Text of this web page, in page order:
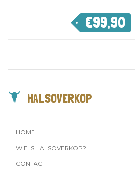
€99,90
HALSOVERKOP
HOME
WIE IS HALSOVERKOP?
CONTACT